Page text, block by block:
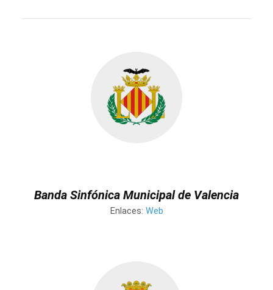
Banda Sinfónica Municipal de Valencia
Enlaces: Web